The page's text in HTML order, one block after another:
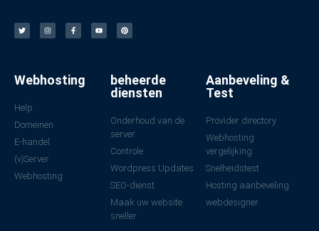
Webhosting
Help
Domeinen
E-handel
(v)Server
Webhosting
beheerde
diensten
Onderhoud van de
server
Controle
Wordpress Updates
SEO-dienst
Maak uw website
sneller
Aanbeveling &
Test
Provider directory
Webhosting
vergelijking
Snelheidstest
Hosting aanbeveling
webdesigner